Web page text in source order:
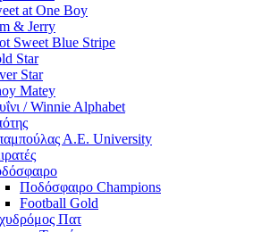
at One Boy
& Jerry
Sweet Blue Stripe
Star
Star
Matey
/ Winnie Alphabet
Α.Ε. University
Ποδόσφαιρο Champions
Football Gold
Πατ